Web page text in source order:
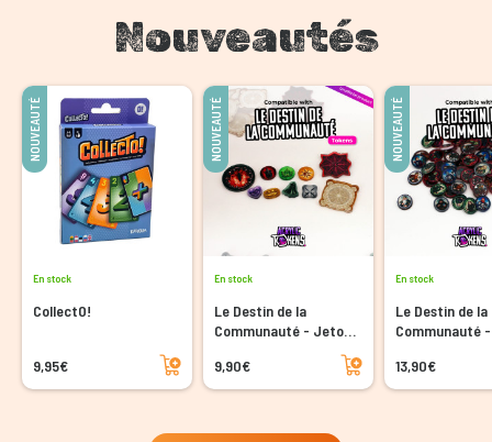
Nouveautés
NOUVEAUTÉ
En stock
CollectO!
9,95€
Ajouter au panier
NOUVEAUTÉ
En stock
Le Destin de la
Communauté - Jetons
9,90€
Ajouter au panier
NOUVEAUTÉ
En stock
Le Destin de la
Communauté -
13,90€